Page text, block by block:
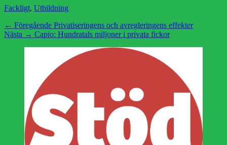
Kategorier
Fackligt, Utbildning
Inläggsnavigering
← Föregående Föregående
inlägg:
Privatiseringens och avregleringens effekter
Nästa → Nästa
Capio: Hundratals miljoner i privata fickor